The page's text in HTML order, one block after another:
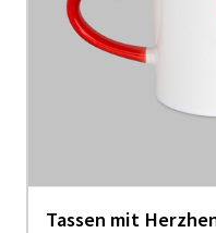
Tassen mit